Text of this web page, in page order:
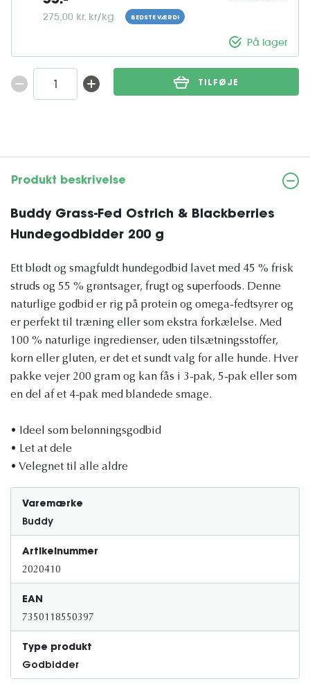
275,00 kr. kr/kg BEDSTE VÆRDI
På lager
TILFØJE
Produkt beskrivelse
Buddy Grass-Fed Ostrich & Blackberries
Hundegodbidder 200 g
Ett blødt og smagfuldt hundegodbid lavet med 45 % frisk
struds og 55 % grøntsager, frugt og superfoods. Denne
naturlige godbid er rig på protein og omega-fedtsyrer og
er perfekt til træning eller som ekstra forkælelse. Med
100 % naturlige ingredienser, uden tilsætningsstoffer,
korn eller gluten, er det et sundt valg for alle hunde. Hver
pakke vejer 200 gram og kan fås i 3-pak, 5-pak eller som
en del af et 4-pak med blandede smage.
• Ideel som belønningsgodbid
• Let at dele
• Velegnet til alle aldre
Varemærke
Buddy
Artikelnummer
2020410
EAN
7350118550397
Type produkt
Godbidder